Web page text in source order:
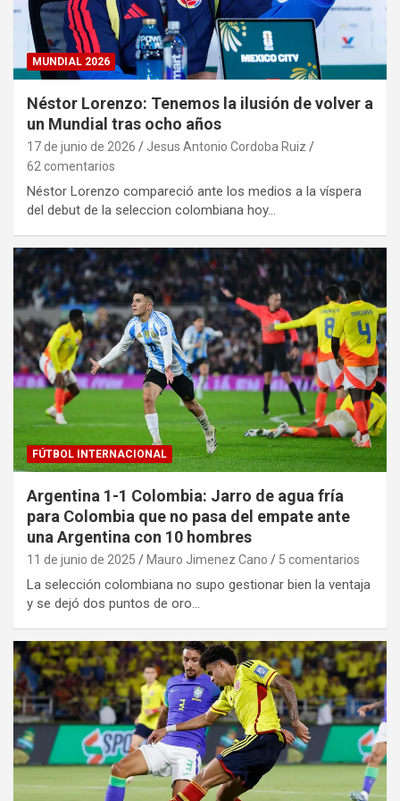
MUNDIAL 2026
Néstor Lorenzo: Tenemos la ilusión de volver a
un Mundial tras ocho años
17 de junio de 2026
Jesus Antonio Cordoba Ruiz
62 comentarios
Néstor Lorenzo compareció ante los medios a la víspera
del debut de la seleccion colombiana hoy…
FÚTBOL INTERNACIONAL
Argentina 1-1 Colombia: Jarro de agua fría
para Colombia que no pasa del empate ante
una Argentina con 10 hombres
11 de junio de 2025 Mauro Jimenez Cano 5 comentarios
La selección colombiana no supo gestionar bien la ventaja
y se dejó dos puntos de oro…